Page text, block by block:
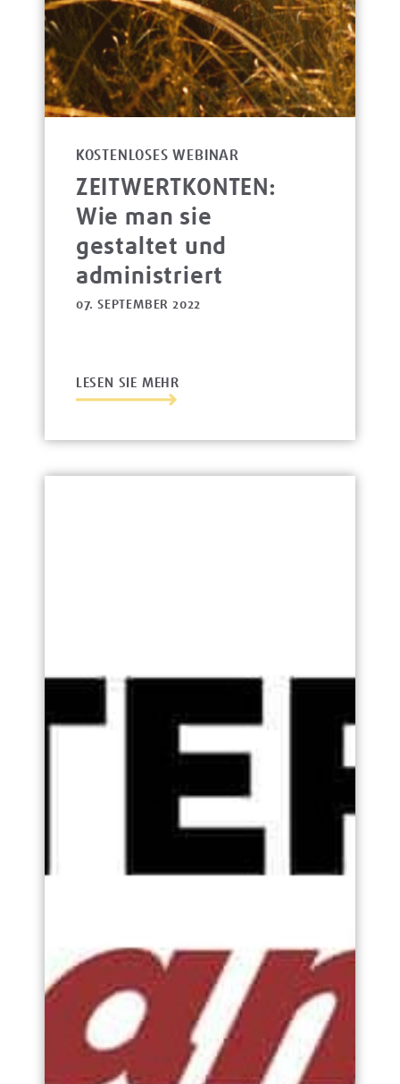
KOSTENLOSES WEBINAR
ZEITWERTKONTEN:
Wie man sie
gestaltet und
administriert
07. SEPTEMBER 2022
LESEN SIE MEHR